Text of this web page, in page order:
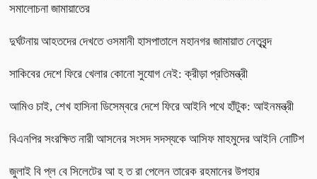
সমালোচনা জামায়াতের
দুর্ঘটনায় আহতদের দেখতে ওসমানী হাসপাতালে মহানগর জামায়াত নেতৃবৃন্দ
সাকিবের দেশে ফিরে খেলার কোনো সুযোগ নেই: ক্রীড়া প্রতিমন্ত্রী
আমিও চাই, শেখ হাসিনা ডিসেম্বরে দেশে ফিরে আইনি পথে হাঁটুক: আইনমন্ত্রী
বিএনপির সংরক্ষিত নারী আসনের সংসদ সদস্যকে আসিফ মাহমুদের আইনি নোটিশ
জুলাই বি প্ল বে সিলেটের আ হ ত রা পেলেন তারেক রহমানের উপহার